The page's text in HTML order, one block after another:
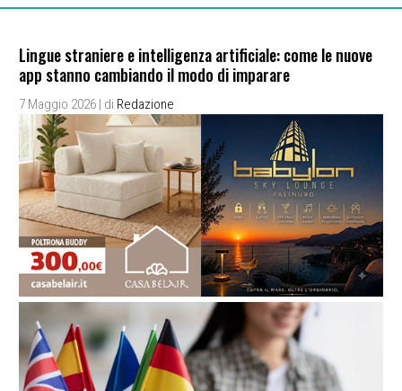
Lingue straniere e intelligenza artificiale: come le nuove
app stanno cambiando il modo di imparare
7 Maggio 2026 | di Redazione